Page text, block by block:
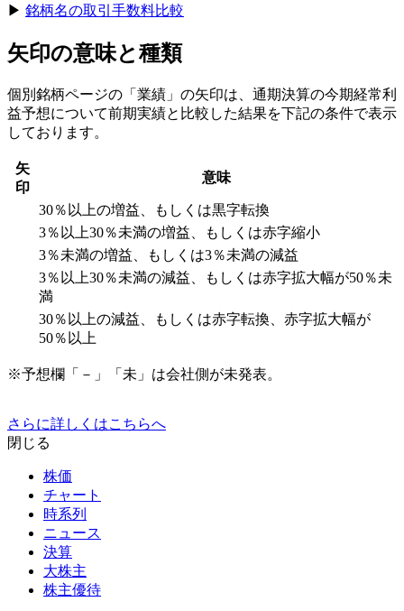
▶︎ 銘柄名の取引手数料比較
矢印の意味と種類
個別銘柄ページの「業績」の矢印は、通期決算の今期経常利
益予想について前期実績と比較した結果を下記の条件で表示
しております。
矢
印
意味
30％以上の増益、もしくは黒字転換
3％以上30％未満の増益、もしくは赤字縮小
3％未満の増益、もしくは3％未満の減益
3％以上30％未満の減益、もしくは赤字拡大幅が50％未
満
30％以上の減益、もしくは赤字転換、赤字拡大幅が
50％以上
※予想欄「－」「未」は会社側が未発表。
さらに詳しくはこちらへ
閉じる
株価
チャート
時系列
ニュース
決算
大株主
株主優待